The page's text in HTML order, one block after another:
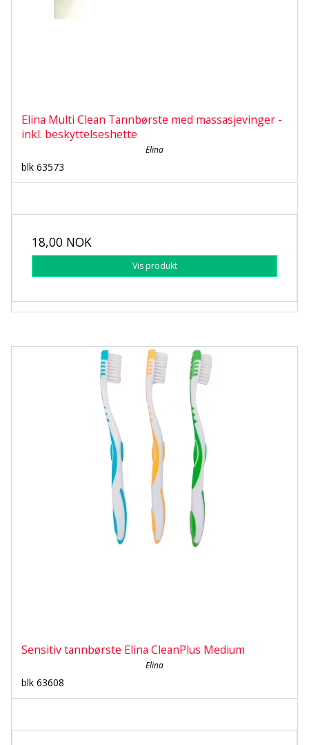
Elina Multi Clean Tannbørste med massasjevinger -
inkl. beskyttelseshette
Elina
blk 63573
18,00 NOK
Vis produkt
Sensitiv tannbørste Elina CleanPlus Medium
Elina
blk 63608